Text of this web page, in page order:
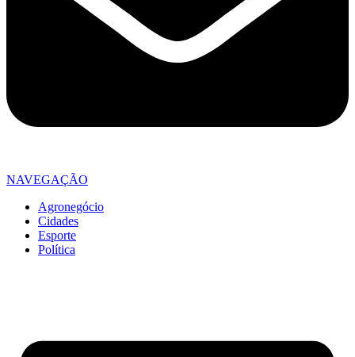
NAVEGAÇÃO
Agronegócio
Cidades
Esporte
Política